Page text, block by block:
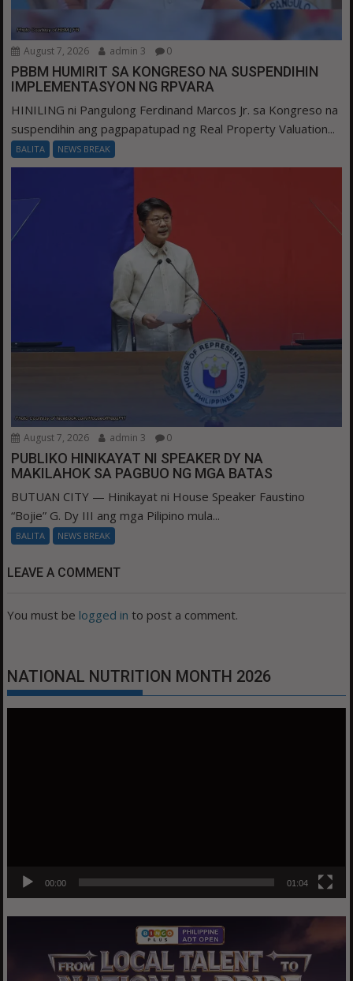
August 7, 2026 admin 3 0
PBBM HUMIRIT SA KONGRESO NA SUSPENDIHIN
IMPLEMENTASYON NG RPVARA
HINILING ni Pangulong Ferdinand Marcos Jr. sa Kongreso na
suspendihin ang pagpapatupad ng Real Property Valuation...
BALITA NEWS BREAK
August 7, 2026 admin 3 0
PUBLIKO HINIKAYAT NI SPEAKER DY NA
MAKILAHOK SA PAGBUO NG MGA BATAS
BUTUAN CITY — Hinikayat ni House Speaker Faustino
“Bojie” G. Dy III ang mga Pilipino mula...
BALITA NEWS BREAK
LEAVE A COMMENT
You must be logged in to post a comment.
NATIONAL NUTRITION MONTH 2026
00:00 01:04